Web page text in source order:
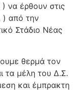
να έρθουν στις
) από την
Στάδιο Νέας
θερμά τον
τα μέλη του Δ.Σ.
και έμπρακτη